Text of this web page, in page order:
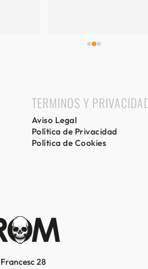
TERMINOS Y
Aviso Legal
Política de Privacidad
Política de Cookies
28